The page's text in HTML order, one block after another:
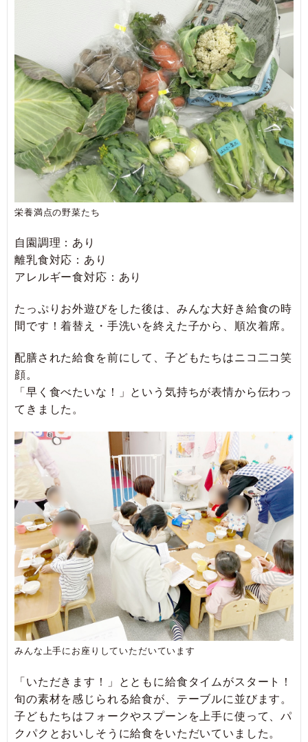
栄養満点の野菜たち
自園調理：あり
離乳食対応：あり
アレルギー食対応：あり
たっぷりお外遊びをした後は、みんな大好き給食の時
間です！着替え・手洗いを終えた子から、順次着席。
配膳された給食を前にして、子どもたちはニコ二コ笑
顔。
「早く食べたいな！」という気持ちが表情から伝わっ
てきました。
みんな上手にお座りしていただいています
「いただきます！」とともに給食タイムがスタート！
旬の素材を感じられる給食が、テーブルに並びます。
子どもたちはフォークやスプーンを上手に使って、パ
クパクとおいしそうに給食をいただいていました。